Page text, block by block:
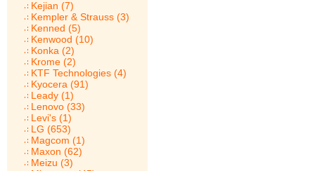
Kejian (7)
Kempler & Strauss (3)
Kenned (5)
Kenwood (10)
Konka (2)
Krome (2)
KTF Technologies (4)
Kyocera (91)
Leady (1)
Lenovo (33)
Levi's (1)
LG (653)
Magcom (1)
Maxon (62)
Meizu (3)